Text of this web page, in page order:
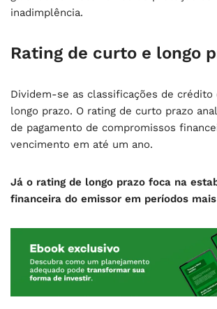
inadimplência.
Rating de curto e longo
Dividem-se as classificações de crédito
longo prazo. O rating de curto prazo
de pagamento de compromissos
vencimento em até um ano.
Já o rating de longo prazo foca na
financeira do emissor em períodos